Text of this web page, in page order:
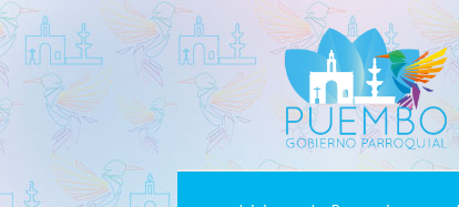
Ir
al
contenido